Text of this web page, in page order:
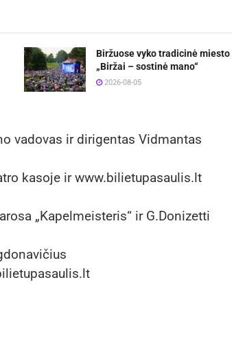
Biržuose vyko tradicinė miesto
„Biržai – sostinė mano“
2026-08-05
vadovas ir dirigentas Vidmantas
kasoje ir www.bilietupasaulis.lt
„Kapelmeisteris“ ir